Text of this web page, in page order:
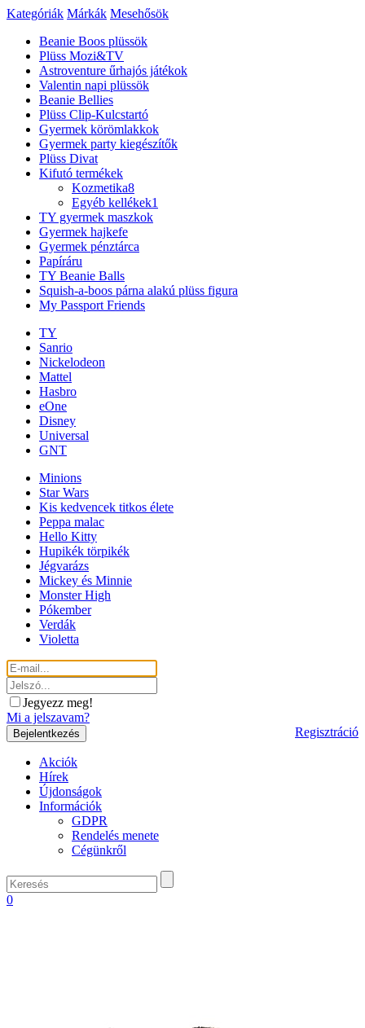
Kategóriák Márkák Mesehősök
Beanie Boos plüssök
Plüss Mozi&TV
Astroventure űrhajós játékok
Valentin napi plüssök
Beanie Bellies
Plüss Clip-Kulcstartó
Gyermek körömlakkok
Gyermek party kiegészítők
Plüss Divat
Kifutó termékek
Kozmetika8
Egyéb kellékek1
TY gyermek maszkok
Gyermek hajkefe
Gyermek pénztárca
Papíráru
TY Beanie Balls
Squish-a-boos párna alakú plüss figura
My Passport Friends
TY
Sanrio
Nickelodeon
Mattel
Hasbro
eOne
Disney
Universal
GNT
Minions
Star Wars
Kis kedvencek titkos élete
Peppa malac
Hello Kitty
Hupikék törpikék
Jégvarázs
Mickey és Minnie
Monster High
Pókember
Verdák
Violetta
Jegyezz meg!
Mi a jelszavam?
Regisztráció
Akciók
Hírek
Újdonságok
Információk
GDPR
Rendelés menete
Cégünkről
0